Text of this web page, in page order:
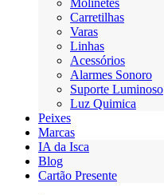
Molinetes
Carretilhas
Varas
Linhas
Acessórios
Alarmes Sonoro
Suporte Luminoso
Luz Quimica
Peixes
Marcas
IA da Isca
Blog
Cartão Presente